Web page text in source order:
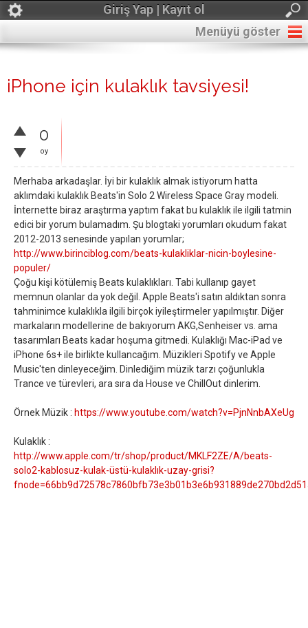
Giriş Yap | Kayıt ol
Menüyü göster
iPhone için kulaklık tavsiyesi!
0
oy
Merhaba arkadaşlar. İyi bir kulaklık almak istiyorum hatta
aklımdaki kulaklık Beats'in Solo 2 Wireless Space Gray modeli.
İnternette biraz araştırma yaptım fakat bu kulaklık ile ilgili tatmin
edici bir yorum bulamadım. Şu blogtaki yorumları okudum fakat
2012-2013 senesinde yapılan yorumlar;
http://www.birinciblog.com/beats-kulakliklar-nicin-boylesine-
populer/
Çoğu kişi kötülemiş Beats kulaklıkları. Tabi kullanıp gayet
memnun olanlar da yok değil. Apple Beats'i satın aldıktan sonra
tahminimce kulaklıkla ilgili birçok iyileştirmeler yapılmıştır. Diğer
markaların modellerine de bakıyorum AKG,Senheiser vs. ama
tasarımları Beats kadar hoşuma gitmedi. Kulaklığı Mac-iPad ve
iPhone 6s+ ile birlikte kullancağım. Müzikleri Spotify ve Apple
Music'ten dinleyeceğim. Dinlediğim müzik tarzı çoğunlukla
Trance ve türevleri, ara sıra da House ve ChillOut dinlerim.
Örnek Müzik : https://www.youtube.com/watch?v=PjnNnbAXeUg
Kulaklık :
http://www.apple.com/tr/shop/product/MKLF2ZE/A/beats-
solo2-kablosuz-kulak-üstü-kulaklık-uzay-grisi?